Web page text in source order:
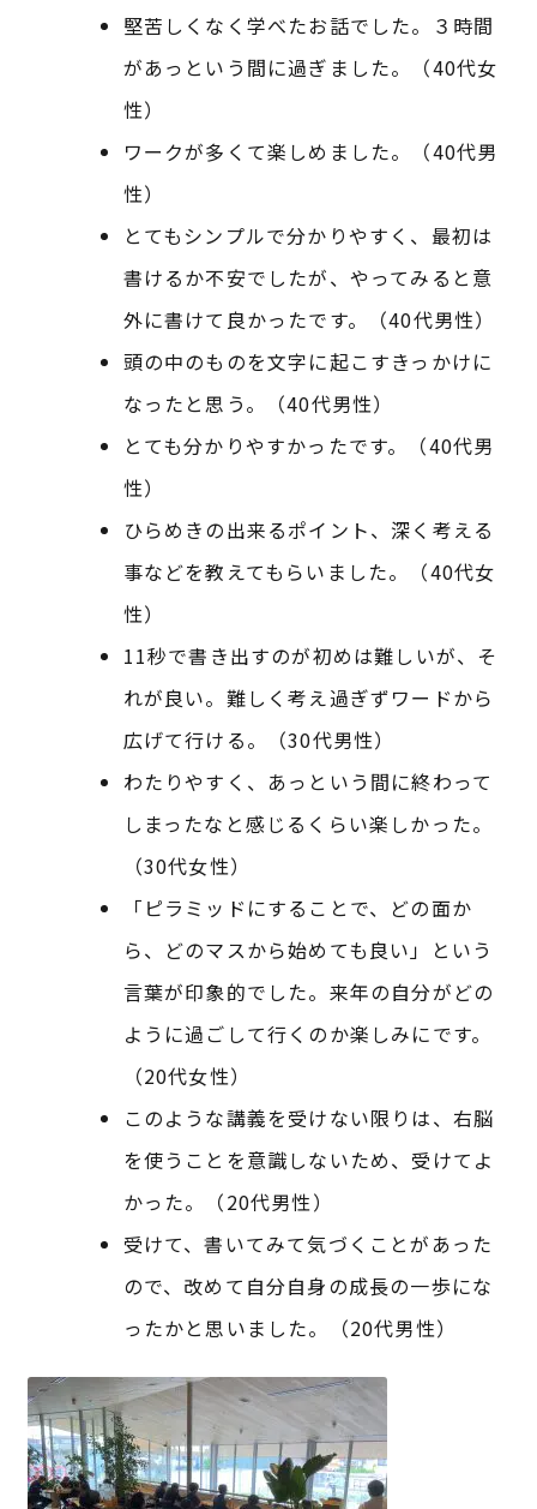
堅苦しくなく学べたお話でした。３時間
があっという間に過ぎました。（40代女
性）
ワークが多くて楽しめました。（40代男
性）
とてもシンプルで分かりやすく、最初は
書けるか不安でしたが、やってみると意
外に書けて良かったです。（40代男性）
頭の中のものを文字に起こすきっかけに
なったと思う。（40代男性）
とても分かりやすかったです。（40代男
性）
ひらめきの出来るポイント、深く考える
事などを教えてもらいました。（40代女
性）
11秒で書き出すのが初めは難しいが、そ
れが良い。難しく考え過ぎずワードから
広げて行ける。（30代男性）
わたりやすく、あっという間に終わって
しまったなと感じるくらい楽しかった。
（30代女性）
「ピラミッドにすることで、どの面か
ら、どのマスから始めても良い」という
言葉が印象的でした。来年の自分がどの
ように過ごして行くのか楽しみにです。
（20代女性）
このような講義を受けない限りは、右脳
を使うことを意識しないため、受けてよ
かった。（20代男性）
受けて、書いてみて気づくことがあった
ので、改めて自分自身の成長の一歩にな
ったかと思いました。（20代男性）